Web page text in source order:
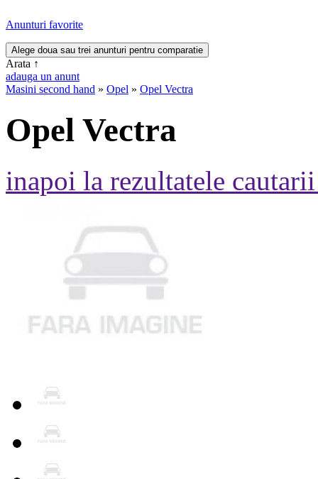
Anunturi favorite
Arata ↑
adauga un anunt
Masini second hand » Opel » Opel Vectra
Opel Vectra
inapoi la rezultatele